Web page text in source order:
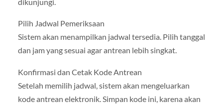
Pilih Jadwal Pemeriksaan
Sistem akan menampilkan jadwal tersedia. Pilih tanggal
dan jam yang sesuai agar antrean lebih singkat.
Konfirmasi dan Cetak Kode Antrean
Setelah memilih jadwal, sistem akan mengeluarkan
kode antrean elektronik. Simpan kode ini, karena akan